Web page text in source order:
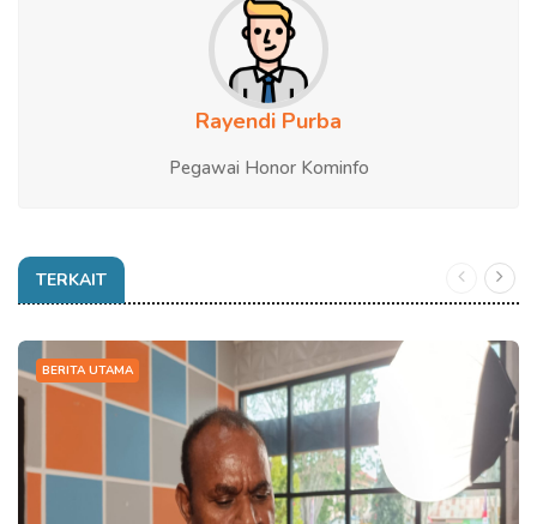
Rayendi Purba
Pegawai Honor Kominfo
TERKAIT
BERITA UTAMA